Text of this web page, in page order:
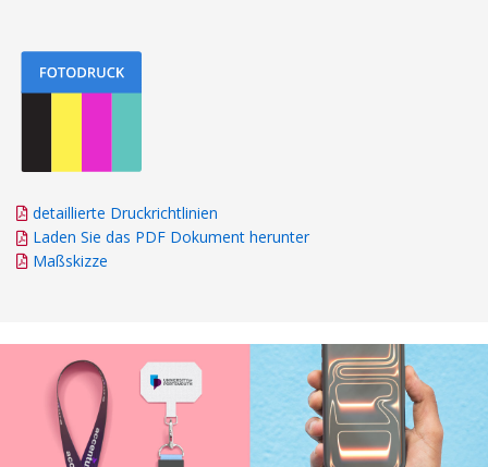
detaillierte Druckrichtlinien
Laden Sie das PDF Dokument herunter
Maßskizze